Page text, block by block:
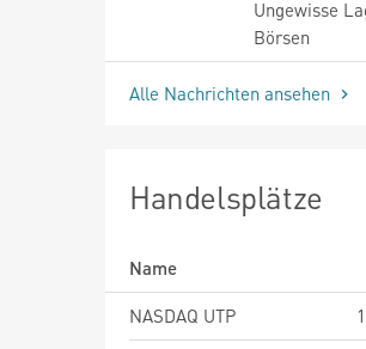
Ungewisse
Börsen
Alle Nachrichten ansehen
Handelsplätze
Name
NASDAQ UTP